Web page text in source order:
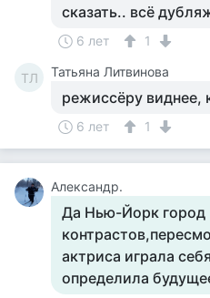
сказать.. всё
6 лет 1
ТЛ Татьяна Литвинова
режиссёру виднее,
6 лет 1
Александр.
Да Нью-Йорк город
актриса играла
определила